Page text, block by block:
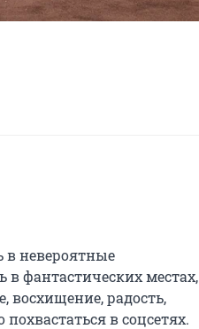
в невероятные
фантастических местах,
радость,
в соцсетях.